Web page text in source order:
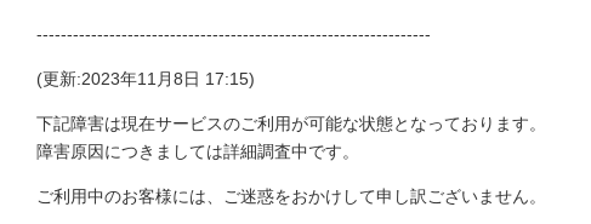
-----------------------------------------------------------------
(更新:2023年11月8日 17:15)
下記障害は現在サービスのご利用が可能な状態となっております。
障害原因につきましては詳細調査中です。
ご利用中のお客様には、ご迷惑をおかけして申し訳ございません。